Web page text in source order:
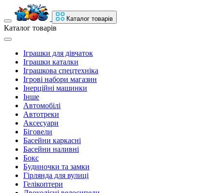
Каталог товарів
Каталог товарів
Іграшки для дівчаток
Іграшки каталки
Іграшкова спецтехніка
Ігрові набори магазин
Інерційні машинки
Інше
Автомобілі
Автотреки
Аксесуари
Біговели
Басейни каркасні
Басейни наливні
Бокс
Будиночки та замки
Гірлянда для вулиці
Гелікоптери